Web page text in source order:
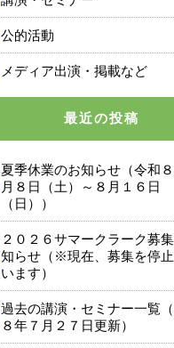
公的活動
メディア出演・掲載など
最近の投稿
夏季休業のお知らせ（令和
月８日（土）～８月１６日
（日））
２０２６サマークラーク募
知らせ（※現在、募集を停
います）
過去の講演・セミナー一覧
８年７月２７日更新）